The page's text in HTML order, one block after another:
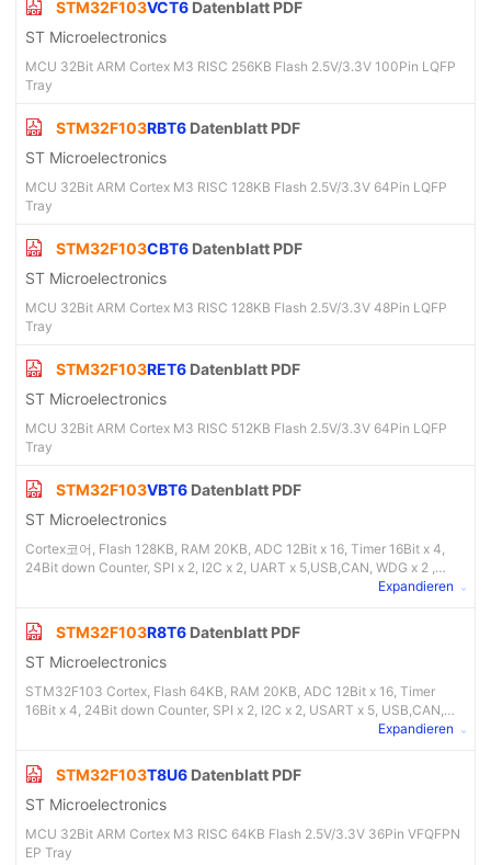
STM32F103VCT6 Datenblatt PDF
ST Microelectronics
MCU 32Bit ARM Cortex M3 RISC 256KB Flash 2.5V/3.3V 100Pin LQFP
Tray
STM32F103RBT6 Datenblatt PDF
ST Microelectronics
MCU 32Bit ARM Cortex M3 RISC 128KB Flash 2.5V/3.3V 64Pin LQFP
Tray
STM32F103CBT6 Datenblatt PDF
ST Microelectronics
MCU 32Bit ARM Cortex M3 RISC 128KB Flash 2.5V/3.3V 48Pin LQFP
Tray
STM32F103RET6 Datenblatt PDF
ST Microelectronics
MCU 32Bit ARM Cortex M3 RISC 512KB Flash 2.5V/3.3V 64Pin LQFP
Tray
STM32F103VBT6 Datenblatt PDF
ST Microelectronics
Cortex코어, Flash 128KB, RAM 20KB, ADC 12Bit x 16, Timer 16Bit x 4,
24Bit down Counter, SPI x 2, I2C x 2, UART x 5,USB,CAN, WDG x 2 ,
Expandieren
STM32F103R8T6 Datenblatt PDF
ST Microelectronics
STM32F103 Cortex, Flash 64KB, RAM 20KB, ADC 12Bit x 16, Timer
16Bit x 4, 24Bit down Counter, SPI x 2, I2C x 2, USART x 5, USB,CAN,
Expandieren
STM32F103T8U6 Datenblatt PDF
ST Microelectronics
MCU 32Bit ARM Cortex M3 RISC 64KB Flash 2.5V/3.3V 36Pin VFQFPN
EP Tray